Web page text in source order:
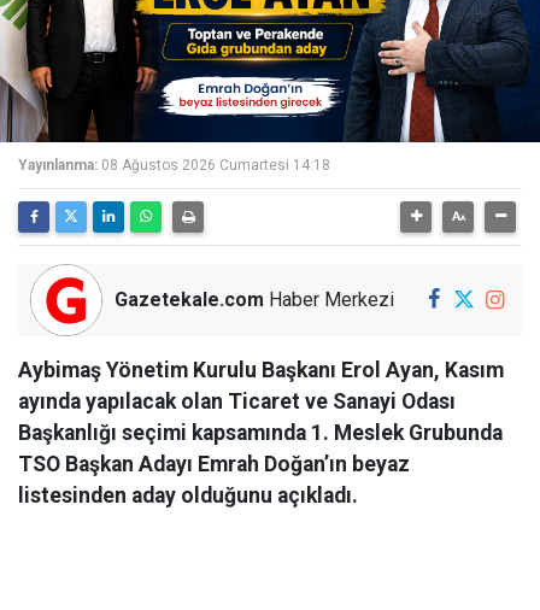
Yayınlanma: 08 Ağustos 2026 Cumartesi 14:18
Gazetekale.com Haber Merkezi
Aybimaş Yönetim Kurulu Başkanı Erol Ayan, Kasım
ayında yapılacak olan Ticaret ve Sanayi Odası
Başkanlığı seçimi kapsamında 1. Meslek Grubunda
TSO Başkan Adayı Emrah Doğan’ın beyaz
listesinden aday olduğunu açıkladı.